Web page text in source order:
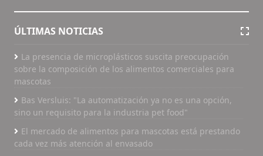
ÚLTIMAS NOTICIAS
La presencia de microplásticos suscita preocupación
sobre la composición de los alimentos comerciales para
mascotas
Bas Versluis: "La automatización ya no es una opción,
sino un requisito para la industria pet food"
El mercado de alimentos para mascotas está prestando
cada vez más atención al envasado